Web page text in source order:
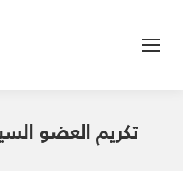
تكريم العضو